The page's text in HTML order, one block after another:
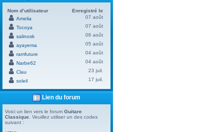
Nom d’utilisateur
Enregistré le
Amelia
07 août
Tocoya
07 août
salinosk
06 août
ayayema
05 août
ramfuture
04 août
Narbe62
04 août
Clau
23 juil.
soleil
17 juil.
Lien du forum
Voici un lien vers le forum Guitare
Classique . Veuillez utiliser un des codes
suivant :